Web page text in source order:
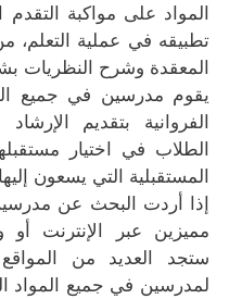
المواد على مواكبة
تطبيقه في عملية التعلم،
المعقدة وشرح النظريات
يقوم مدرسين في جميع
الفروانية بتقديم
الطلاب في اختيار
المستقبلية التي يسعون
إذا أردت البحث عن
مميزين عبر الإنترنت أو
ستجد العديد من
لمدرسين في جميع المواد